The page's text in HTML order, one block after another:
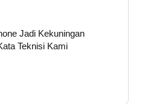
Jadi Kekuningan
Teknisi Kami